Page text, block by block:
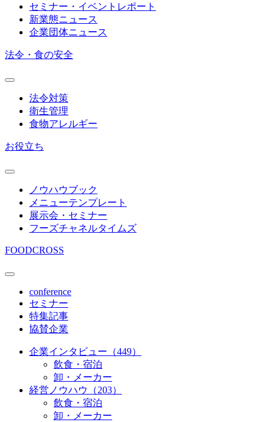
セミナー・イベントレポート
新業態ニュース
企業団体ニュース
法令・食の安全
法令対策
衛生管理
食物アレルギー
お役立ち
ノウハウブック
メニューテンプレート
展示会・セミナー
フーズチャネルタイムズ
FOODCROSS
conference
セミナー
特集記事
協賛企業
企業インタビュー（449）
飲食・宿泊
卸・メーカー
経営ノウハウ（203）
飲食・宿泊
卸・メーカー